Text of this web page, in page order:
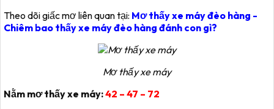
Theo dõi giấc mơ liên quan tại: Mơ thấy xe máy đèo hàng -
Chiêm bao thấy xe máy đèo hàng đánh con gì?
Mơ thấy xe máy
Nằm mơ thấy xe máy:42 – 47 – 72